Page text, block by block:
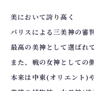
美において誇り高く
パリスによる三美神の審
最高の美神として選ばれ
また、戦の女神としての
本来は中東(オリエント)